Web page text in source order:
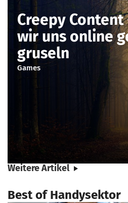
Creepy Content
wir uns online
gruseln
Games
Weitere Artikel
Best of Handysektor